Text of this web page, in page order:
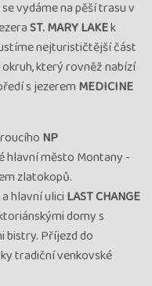
se vydáme na pěší trasu v
ST. MARY LAKEk
nejturističtější část
který rovněž nabízí
s jezeremMEDICINE
NP
hlavní město Montany -
zlatokopů.
a hlavní ulici LAST CHANGE
domy s
bistry. Příjezd do
tradiční venkovské